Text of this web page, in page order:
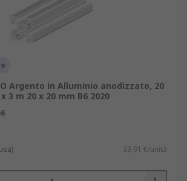
Argento in Alluminio anodizzato, 20
3 m 20 x 20 mm B6 2020
33,91 €/unità